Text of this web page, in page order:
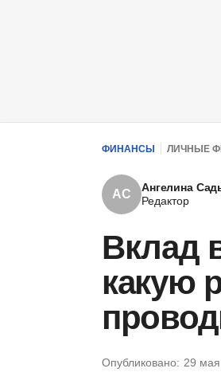
ФИНАНСЫ ЛИЧНЫЕ
АС
Ангелина
Редактор
Вклад
какую
Опубликовано: 29